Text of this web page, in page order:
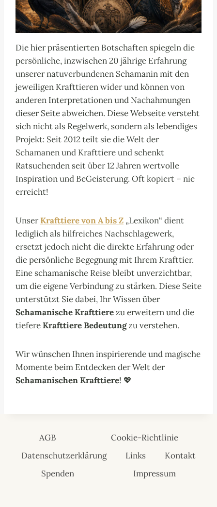
Die hier präsentierten Botschaften spiegeln die
persönliche, inzwischen 20 jährige Erfahrung
unserer natuverbundenen Schamanin mit den
jeweiligen Krafttieren wider und können von
anderen Interpretationen und Nachahmungen
dieser Seite abweichen. Diese Webseite versteht
sich nicht als Regelwerk, sondern als lebendiges
Projekt: Seit 2012 teilt sie die Welt der
Schamanen und Krafttiere und schenkt
Ratsuchenden seit über 12 Jahren wertvolle
Inspiration und BeGeisterung. Oft kopiert – nie
erreicht!
UnserKrafttiere von A bis Z „Lexikon“ dient
lediglich als hilfreiches Nachschlagewerk,
ersetzt jedoch nicht die direkte Erfahrung oder
die persönliche Begegnung mit Ihrem Krafttier.
Eine schamanische Reise bleibt unverzichtbar,
um die eigene Verbindung zu stärken. Diese Seite
unterstützt Sie dabei, Ihr Wissen über
Schamanische Krafttierezu erweitern und die
tiefereKrafttiere Bedeutungzu verstehen.
Wir wünschen Ihnen inspirierende und magische
Momente beim Entdecken der Welt der
Schamanischen Krafttiere! 💖
AGB
Cookie-Richtlinie
Datenschutzerklärung
Links
Kontakt
Spenden
Impressum